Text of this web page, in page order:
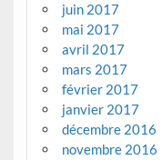
juin 2017
mai 2017
avril 2017
mars 2017
février 2017
janvier 2017
décembre 2016
novembre 2016